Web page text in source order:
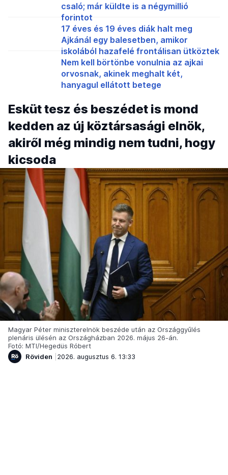
csaló; már küldte is a négymillió
forintot
17 éves és 19 éves diák halt meg
Ajkánál egy balesetben, amikor
iskolából hazafelé frontálisan ütköztek
Nem kell börtönbe vonulnia az ajkai
orvosnak, akinek meghalt két,
hanyagul ellátott betege
Esküt tesz és beszédet is mond
kedden az új köztársasági elnök,
akiről még mindig nem tudni, hogy
kicsoda
Magyar Péter miniszterelnök beszéde után az Országgyűlés
plenáris ülésén az Országházban 2026. május 26-án.
Fotó: MTI/Hegedüs Róbert
Röviden
2026. augusztus 6. 13:33